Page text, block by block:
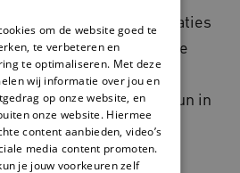
helpt zorgorganisaties
met de transitie waar de
hun opgave niet
kan een enorme steun in
weten hoe ze moeten
vastlopen.
om de website goed te
te verbeteren en
te optimaliseren. Met deze
wij informatie over jou en
op onze website, en
onze website. Hiermee
content aanbieden, video’s
media content promoten.
je jouw voorkeuren zelf